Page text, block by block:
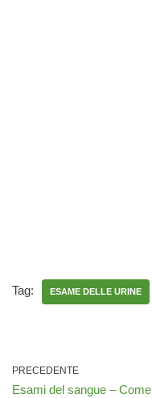
Tag: ESAME DELLE URINE
PRECEDENTE
Esami del sangue – Come